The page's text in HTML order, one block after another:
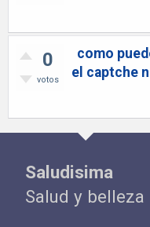
0
votos
como
el captche
Saludisima
Salud y belleza